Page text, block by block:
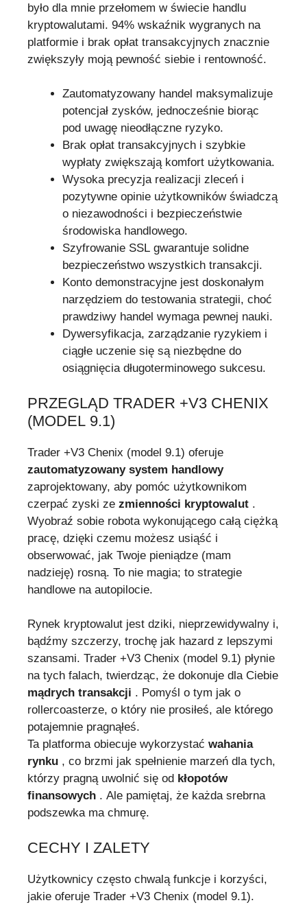
było dla mnie przełomem w świecie handlu
kryptowalutami. 94% wskaźnik wygranych na
platformie i brak opłat transakcyjnych znacznie
zwiększyły moją pewność siebie i rentowność.
Zautomatyzowany handel maksymalizuje
potencjał zysków, jednocześnie biorąc
pod uwagę nieodłączne ryzyko.
Brak opłat transakcyjnych i szybkie
wypłaty zwiększają komfort użytkowania.
Wysoka precyzja realizacji zleceń i
pozytywne opinie użytkowników świadczą
o niezawodności i bezpieczeństwie
środowiska handlowego.
Szyfrowanie SSL gwarantuje solidne
bezpieczeństwo wszystkich transakcji.
Konto demonstracyjne jest doskonałym
narzędziem do testowania strategii, choć
prawdziwy handel wymaga pewnej nauki.
Dywersyfikacja, zarządzanie ryzykiem i
ciągłe uczenie się są niezbędne do
osiągnięcia długoterminowego sukcesu.
PRZEGLĄD TRADER +V3 CHENIX
(MODEL 9.1)
Trader +V3 Chenix (model 9.1) oferuje
zautomatyzowany system handlowy
zaprojektowany, aby pomóc użytkownikom
czerpać zyski ze zmienności kryptowalut .
Wyobraź sobie robota wykonującego całą ciężką
pracę, dzięki czemu możesz usiąść i
obserwować, jak Twoje pieniądze (mam
nadzieję) rosną. To nie magia; to strategie
handlowe na autopilocie.
Rynek kryptowalut jest dziki, nieprzewidywalny i,
bądźmy szczerzy, trochę jak hazard z lepszymi
szansami. Trader +V3 Chenix (model 9.1) płynie
na tych falach, twierdząc, że dokonuje dla Ciebie
mądrych transakcji . Pomyśl o tym jak o
rollercoasterze, o który nie prosiłeś, ale którego
potajemnie pragnąłeś.
Ta platforma obiecuje wykorzystać wahania
rynku , co brzmi jak spełnienie marzeń dla tych,
którzy pragną uwolnić się od kłopotów
finansowych . Ale pamiętaj, że każda srebrna
podszewka ma chmurę.
CECHY I ZALETY
Użytkownicy często chwalą funkcje i korzyści,
jakie oferuje Trader +V3 Chenix (model 9.1).